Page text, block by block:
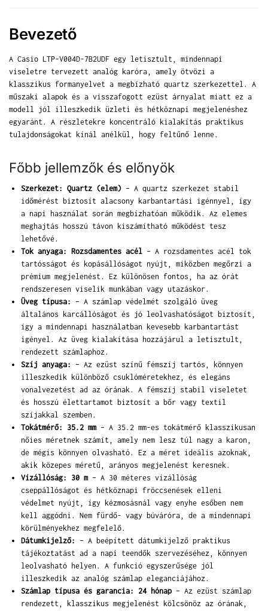
Bevezető
A Casio LTP-V004D-7B2UDF egy letisztult, mindennapi
viseletre tervezett analóg karóra, amely ötvözi a
klasszikus formanyelvet a megbízható quartz szerkezettel. A
műszaki alapok és a visszafogott ezüst árnyalat miatt ez a
modell jól illeszkedik üzleti és hétköznapi megjelenéshez
egyaránt. A részletekre koncentráló kialakítás praktikus
tulajdonságokat kínál anélkül, hogy feltűnő lenne.
Főbb jellemzők és előnyök
Szerkezet: Quartz (elem) – A quartz szerkezet stabil
időmérést biztosít alacsony karbantartási igénnyel, így
a napi használat során megbízhatóan működik. Az elemes
meghajtás hosszú távon kiszámítható működést tesz
lehetővé.
Tok anyaga: Rozsdamentes acél – A rozsdamentes acél tok
tartósságot és kopásállóságot nyújt, miközben megőrzi a
prémium megjelenést. Ez különösen fontos, ha az órát
rendszeresen viselik munkában vagy utazáskor.
Üveg típusa:
– A számlap védelmét szolgáló üveg
általános karcállóságot és jó leolvashatóságot biztosít,
így a mindennapi használatban kevesebb karbantartást
igényel. Az üveg kialakítása hozzájárul a letisztult,
rendezett számlaphoz.
Szíj anyaga:
– Az ezüst színű fémszíj tartós, könnyen
illeszkedik különböző csuklóméretekhez, és elegáns
vonalvezetést ad az órának. A fémszíj stabil viseletet
és hosszú élettartamot biztosít a bőr vagy textil
szíjakkal szemben.
Tokátmérő: 35.2 mm– A 35.2 mm-es tokátmérő klasszikusan
nőies méretnek számít, amely nem lesz túl nagy a karon,
de mégis könnyen olvasható. Ez a méret ideális azoknak,
akik közepes méretű, arányos megjelenést keresnek.
Vízállóság: 30 m– A 30 méteres vízállóság
cseppállóságot és hétköznapi fröccsenések elleni
védelmet nyújt, így kézmosásnál vagy enyhe esőben nem
kell aggódni. Nem fürdő- vagy búváróra, de a mindennapi
körülményekhez megfelelő.
Dátumkijelző:
– A beépített dátumkijelző praktikus
tájékoztatást ad a napi teendők szervezéséhez, könnyen
leolvasható helyen. A funkció egyszerűsége jól
illeszkedik az analóg számlap eleganciájához.
Számlap típusa és garancia: 24 hónap – Az ezüst számlap
rendezett, klasszikus megjelenést kölcsönöz az órának,